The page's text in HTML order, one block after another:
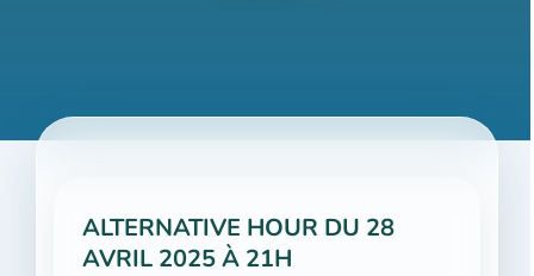
ALTERNATIVE HOUR DU 28
AVRIL 2025 À 21H